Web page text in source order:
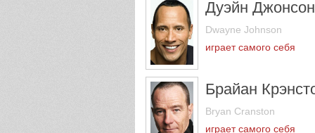
Дуэйн Джонсон
Dwayne Johnson
играет самого себя
Брайан
Bryan Cranston
играет самого себя